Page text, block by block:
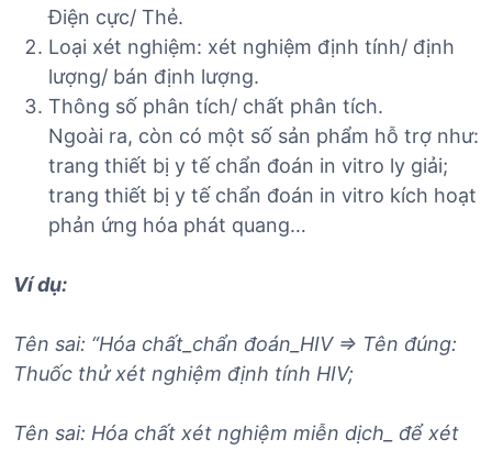
Điện cực/ Thẻ.
Loại xét nghiệm: xét nghiệm định tính/ định
lượng/ bán định lượng.
Thông số phân tích/ chất phân tích.
Ngoài ra, còn có một số sản phẩm hỗ trợ như:
trang thiết bị y tế chẩn đoán in vitro ly giải;
trang thiết bị y tế chẩn đoán in vitro kích hoạt
phản ứng hóa phát quang…
Ví dụ:
Tên sai: “Hóa chất_chẩn đoán_HIV => Tên đúng:
Thuốc thử xét nghiệm định tính HIV;
Tên sai: Hóa chất xét nghiệm miễn dịch_ để xét